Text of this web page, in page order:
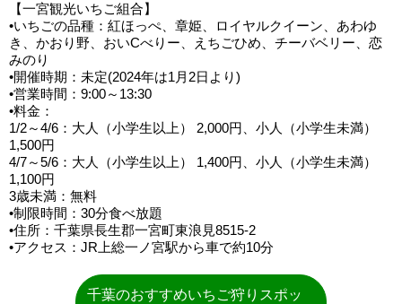
【一宮観光いちご組合】
•いちごの品種：紅ほっぺ、章姫、ロイヤルクイーン、あわゆ
き、かおり野、おいCべりー、えちごひめ、チーバベリー、恋
みのり
•開催時期：未定(2024年は1月2日より)
•営業時間：9:00～13:30
•料金：
1/2～4/6：大人（小学生以上） 2,000円、小人（小学生未満）
1,500円
4/7～5/6：大人（小学生以上） 1,400円、小人（小学生未満）
1,100円
3歳未満：無料
•制限時間：30分食べ放題
•住所：千葉県長生郡一宮町東浪見8515-2
•アクセス：JR上総一ノ宮駅から車で約10分
千葉のおすすめいちご狩りスポッ